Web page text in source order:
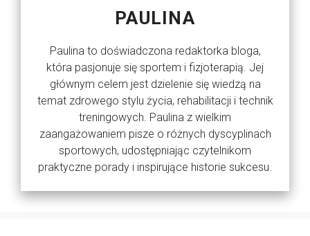
PAULINA
Paulina to doświadczona redaktorka bloga,
która pasjonuje się sportem i fizjoterapią. Jej
głównym celem jest dzielenie się wiedzą na
temat zdrowego stylu życia, rehabilitacji i technik
treningowych. Paulina z wielkim
zaangażowaniem pisze o różnych dyscyplinach
sportowych, udostępniając czytelnikom
praktyczne porady i inspirujące historie sukcesu.